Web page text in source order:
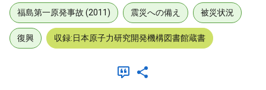
福島第一原発事故 (2011) 震災への備え 被災状況
復興 収録:日本原子力研究開発機構図書館蔵書